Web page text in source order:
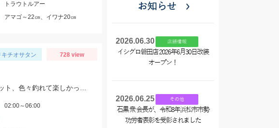
トラウトルアー
アマゴ～22㎝、イワナ20㎝
キチオサタン 728 view
02:00～06:00
お知らせ
2026.06.30 店舗情報
イシグロ磐田店 2026年6月30日改装
オープン！
2026.06.25 その他
石黒 衆 会長が、令和8年浜松市市勢
功労者表彰を受彰されました